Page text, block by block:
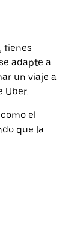
tienes
adapte a
un viaje a
Uber.
el
que la